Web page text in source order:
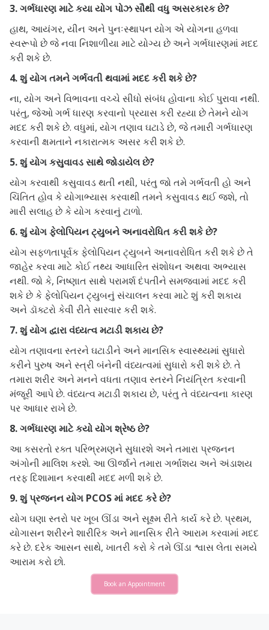
3. ગર્ભધારણ માટે કયા યોગ પોઝ સૌથી વધુ અસરકારક છે?
હાથ, આયંગર, યીન અને પુનઃસ્થાપન યોગ એ યોગના હળવા
સ્વરૂપો છે જે નવા નિશાળીયા માટે યોગ્ય છે અને ગર્ભધારણમાં મદદ
કરી શકે છે.
4. શું યોગ તમને ગર્ભવતી થવામાં મદદ કરી શકે છે?
ના, યોગ અને વિભાવના વચ્ચે સીધો સંબંધ હોવાના કોઈ પુરાવા નથી.
પરંતુ, જેઓ ગર્ભ ધારણ કરવાનો પ્રયાસ કરી રહ્યા છે તેમને યોગ
મદદ કરી શકે છે. વધુમાં, યોગ તણાવ ઘટાડે છે, જે તમારી ગર્ભધારણ
કરવાની ક્ષમતાને નકારાત્મક અસર કરી શકે છે.
5. શું યોગ કસુવાવડ સાથે જોડાયેલ છે?
યોગ કરવાથી કસુવાવડ થતી નથી, પરંતુ જો તમે ગર્ભવતી હો અને
ચિંતિત હોવ કે યોગાભ્યાસ કરવાથી તમને કસુવાવડ થઈ જશે, તો
મારી સલાહ છે કે યોગ કરવાનું ટાળો.
6. શું યોગ ફેલોપિયન ટ્યુબને અનાવરોધિત કરી શકે છે?
યોગ સફળતાપૂર્વક ફેલોપિયન ટ્યુબને અનાવરોધિત કરી શકે છે તે
જાહેર કરવા માટે કોઈ તથ્ય આધારિત સંશોધન અથવા અભ્યાસ
નથી. જો કે, નિષ્ણાત સાથે પરામર્શ દંપતીને સમજવામાં મદદ કરી
શકે છે કે ફેલોપિયન ટ્યુબનું સંચાલન કરવા માટે શું કરી શકાય
અને ડૉક્ટરો કેવી રીતે સારવાર કરી શકે.
7. શું યોગ દ્વારા વંધ્યત્વ મટાડી શકાય છે?
યોગ તણાવના સ્તરને ઘટાડીને અને માનસિક સ્વાસ્થ્યમાં સુધારો
કરીને પુરુષ અને સ્ત્રી બંનેની વંધ્યત્વમાં સુધારો કરી શકે છે. તે
તમારા શરીર અને મનને વધતા તણાવ સ્તરને નિયંત્રિત કરવાની
મંજૂરી આપે છે. વંધ્યત્વ મટાડી શકાય છે, પરંતુ તે વંધ્યત્વના કારણ
પર આધાર રાખે છે.
8. ગર્ભધારણ માટે કયો યોગ શ્રેષ્ઠ છે?
આ કસરતો રક્ત પરિભ્રમણને સુધારશે અને તમારા પ્રજનન
અંગોની માલિશ કરશે. આ ઊર્જાને તમારા ગર્ભાશય અને અંડાશય
તરફ દિશામાન કરવાથી મદદ મળી શકે છે.
9. શું પ્રજનન યોગ PCOS માં મદદ કરે છે?
યોગ ઘણા સ્તરો પર ખૂબ ઊંડા અને સૂક્ષ્મ રીતે કાર્ય કરે છે. પ્રથમ,
યોગાસન શરીરને શારીરિક અને માનસિક રીતે આરામ કરવામાં મદદ
કરે છે. દરેક આસન સાથે, ખાતરી કરો કે તમે ઊંડા શ્વાસ લેતા સમયે
આરામ કરો છો.
Book an Appointment